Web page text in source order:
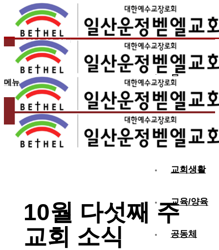
홈
교회소개
예배
교회생활
교육/양육
공동체
메뉴
2016.10.28
10월 다섯째 주 교회 소식
10월 다섯째 주
교회 소식